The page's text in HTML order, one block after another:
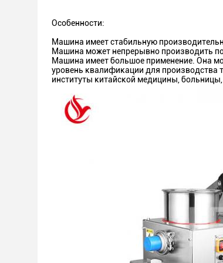
Особенности:
Машина имеет стабильную
Машина может непрерывно производить
Машина имеет большое применение. Она
уровень квалификации для производства
институты китайской медицины,